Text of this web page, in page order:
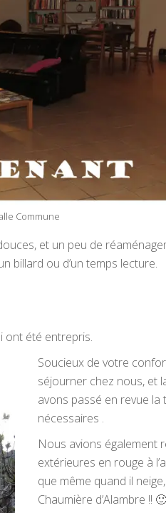
Commune
et un peu de
billard ou d’un temps lecture.
ont été entrepris.
Soucieux de votre
séjourner chez nous, et
avons passé en revue
nécessaires .
Nous avions également
extérieures en rouge à
que même quand il
Chaumière d’Alambre !! 🙂